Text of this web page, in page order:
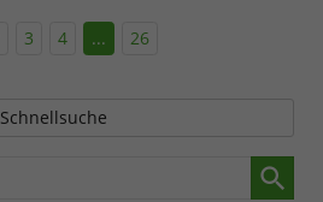
3 4 ... 26
Schnellsuche